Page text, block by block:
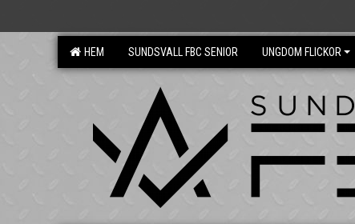
HEM SUNDSVALL FBC SENIOR UNGDOM FLICKOR